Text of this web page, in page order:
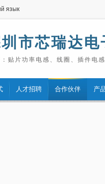
язык
市芯瑞达电
：贴片功率电感、线圈、插件电
人才招聘 合作伙伴 产